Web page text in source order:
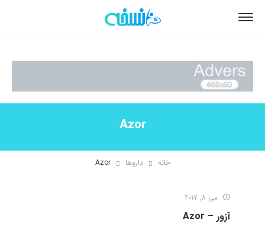
Azor
خانه داروها Azor
می 8, 2017
آزور – Azor